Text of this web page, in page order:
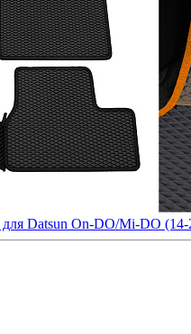
Datsun On-DO/Mi-DO